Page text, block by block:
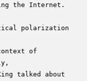
the Internet.
polarization
of
talked about